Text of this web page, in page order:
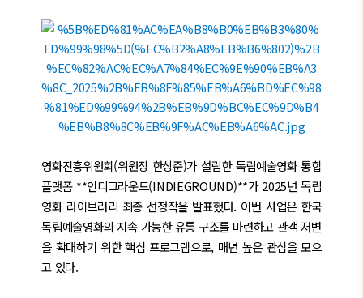
영화진흥위원회(위원장 한상준)가 설립한 독립예술영화 통합
플랫폼 **인디그라운드(INDIEGROUND)**가 2025년 독립
영화 라이브러리 최종 선정작을 발표했다. 이번 사업은 한국
독립예술영화의 지속 가능한 유통 구조를 마련하고 관객 저변
을 확대하기 위한 핵심 프로그램으로, 매년 높은 관심을 모으
고 있다.